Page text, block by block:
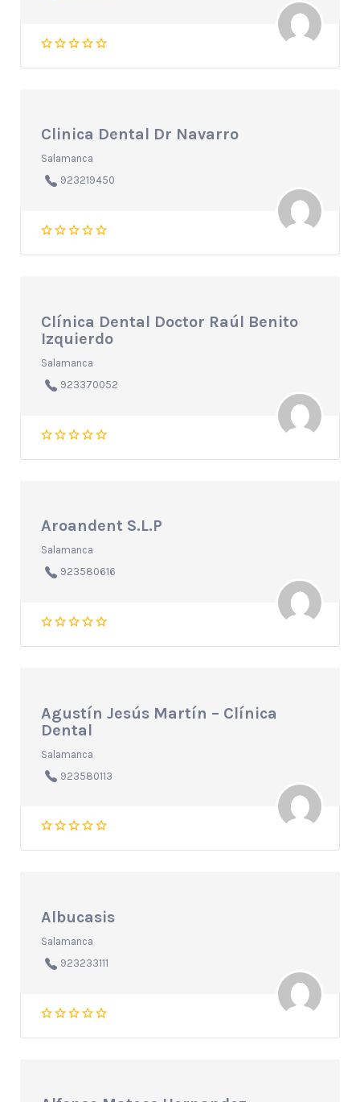
Clinica Dental Dr Navarro
Salamanca
923219450
Clínica Dental Doctor Raúl Benito
Izquierdo
Salamanca
923370052
Aroandent S.L.P
Salamanca
923580616
Agustín Jesús Martín – Clínica
Dental
Salamanca
923580113
Albucasis
Salamanca
923233111